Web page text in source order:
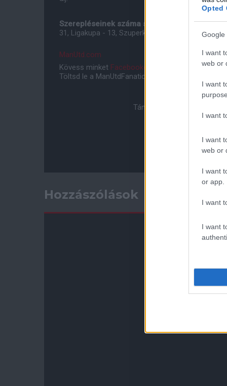
Opted
Google
I want
web or
I want
I want
I want
web or
I want
or app.
I want
I want
Szerepléseinek száma sorozatokra lebontva:
31, Ligakupa - 13, Szuperkupa - 6, Európa-liga - 7,
ManUtd.com
Kövess minket Facebookon és
Töltsd le a ManUtdFanatics.hu mobil applikációt
Támogasd adományoddal a
Hozzászólások